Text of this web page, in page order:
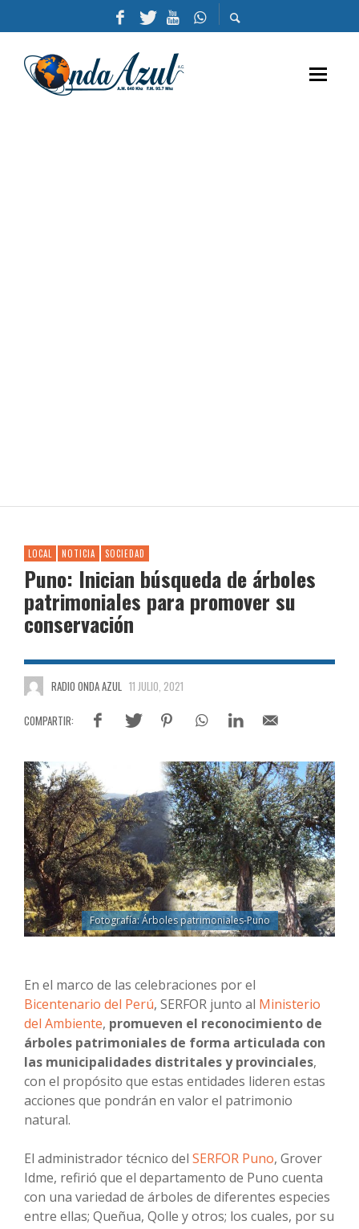
LOCAL NOTICIA SOCIEDAD
Puno: Inician búsqueda de árboles
patrimoniales para promover su
conservación
RADIO ONDA AZUL 11 JULIO, 2021
Fotografía: Árboles patrimoniales-Puno
En el marco de las celebraciones por el
Bicentenario del Perú, SERFOR junto al Ministerio
del Ambiente, promueven el reconocimiento de
árboles patrimoniales de forma articulada con
las municipalidades distritales y provinciales,
con el propósito que estas entidades lideren estas
acciones que pondrán en valor el patrimonio
natural.
El administrador técnico del SERFOR Puno, Grover
Idme, refirió que el departamento de Puno cuenta
con una variedad de árboles de diferentes especies
entre ellas; Queñua, Qolle y otros; los cuales, por su